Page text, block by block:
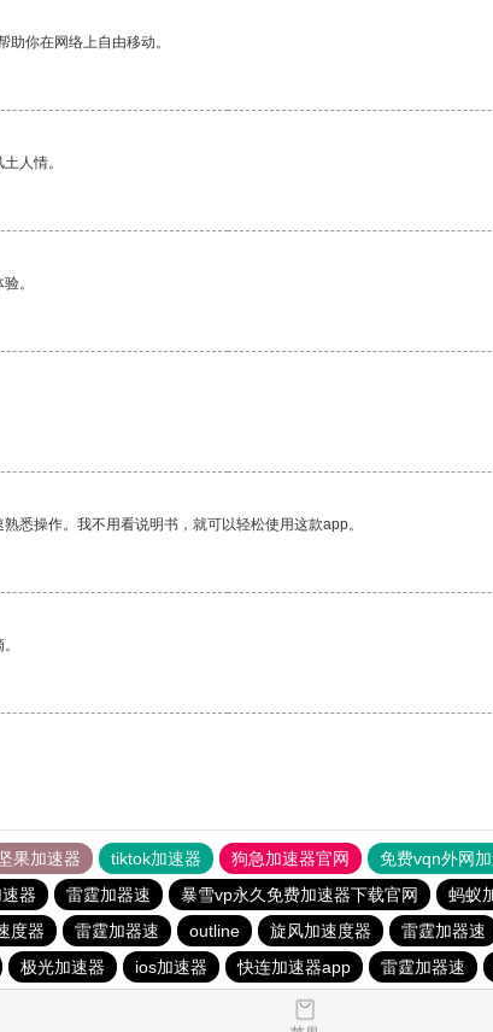
你在网络上自由移动。
人情。
。
悉操作。我不用看说明书，就可以轻松使用这款app。
果加速器 tiktok加速器 狗急加速器官网 免费vqn外网
器 雷霆加器速 暴雪vp永久免费加速器下载官网 蚂蚁
度器 雷霆加器速 outline 旋风加速度器 雷霆加器速
极光加速器 ios加速器 快连加速器app 雷霆加器速